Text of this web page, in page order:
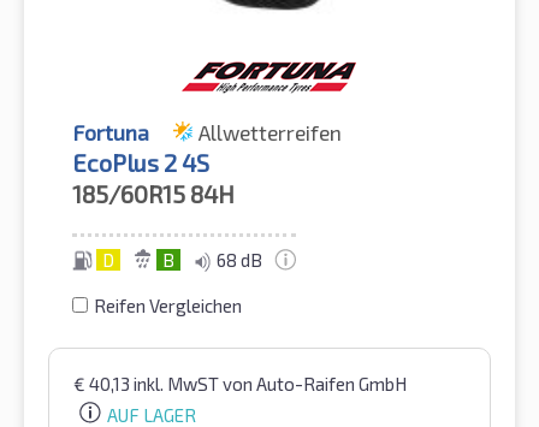
Fortuna Allwetterreifen
EcoPlus 2 4S
185/60R15 84H
D B 68 dB
Reifen Vergleichen
€ 40,13 inkl. MwSTvon Auto-Raifen GmbH
AUF LAGER